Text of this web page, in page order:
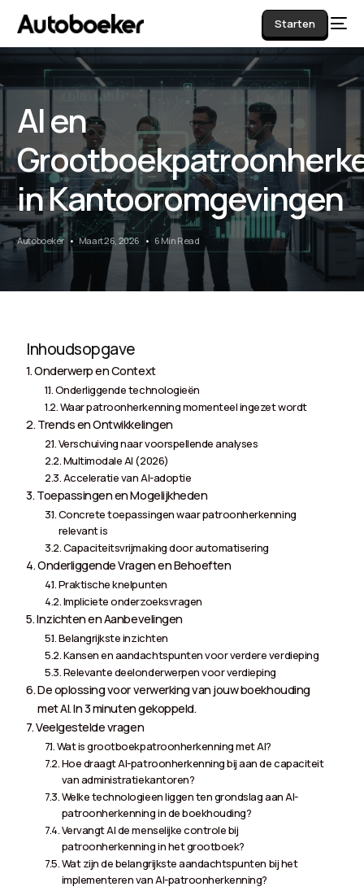
Starten
AI en
in Kantooromgevingen
Autoboeker Maart 26, 2026 6 Min Read
Inhoudsopgave
Onderwerp en Context
Onderliggende technologieën
Waar patroonherkenning momenteel ingezet wordt
Trends en Ontwikkelingen
Verschuiving naar voorspellende analyses
Multimodale AI (2026)
Acceleratie van AI-adoptie
Toepassingen en Mogelijkheden
Concrete toepassingen waar patroonherkenning
relevant is
Capaciteitsvrijmaking door automatisering
Onderliggende Vragen en Behoeften
Praktische knelpunten
Impliciete onderzoeksvragen
Inzichten en Aanbevelingen
Belangrijkste inzichten
Kansen en aandachtspunten voor verdere verdieping
Relevante deelonderwerpen voor verdieping
De oplossing voor verwerking van jouw boekhouding
met AI. In 3 minuten gekoppeld.
Veelgestelde vragen
Wat is grootboekpatroonherkenning met AI?
Hoe draagt AI-patroonherkenning bij aan de capaciteit
van administratiekantoren?
Welke technologieen liggen ten grondslag aan AI-
patroonherkenning in de boekhouding?
Vervangt AI de menselijke controle bij
patroonherkenning in het grootboek?
Wat zijn de belangrijkste aandachtspunten bij het
implementeren van AI-patroonherkenning?